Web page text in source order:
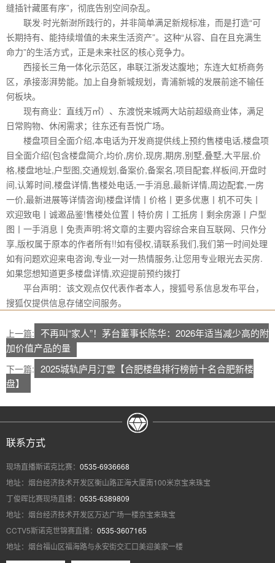
缝插针藏匿有序”，彻底告别空间杂乱。
联发·时光新澍所践行的，并非简单满足新规标准，而是打造“可
长期持有、能持续增值的未来生活资产”。这种“从容、自在且充满生
命力”的生活方式，正是未来社区的核心竞争力。
西接长三角一体化示范区，串联江浙发达腹地；东连大虹桥商务
区，承接澎湃势能。加上自身新城规划，青浦新城的发展前途不输任
何板块。
现有商业：直线万㎡）、东渡悦来城两大站前超级商业体，满足
日常购物、休闲需求；往东还有吾悦广场。
楼盘项目全面介绍,本电话为开发商提供线上预约售楼电话,楼盘项
目全面介绍(包含楼盘简介,均价,房价,现房,期房,别墅,叠墅,大平层,价
格,楼盘地址,户型图,交通规划,备案价,备案名,项目配套,样板间,开盘时
间,认筹时间,楼盘详情,售楼处电话,一手消息,最新详情,周边配套,一房
一价,最新进展等详情咨询)楼盘详情丨价格丨更多优惠丨机不可失丨
欢迎致电丨诚邀品鉴!售楼处位置丨特价房丨工抵房丨剩余房源丨户型
图丨一手消息丨免责声明:将文章的主要内容综合来自互联网、只作分
享,版权属于原本的作者所有!!如有侵权,请联系我们,我们第一时间处理
如有问题欢迎来电咨询,专业一对一热情服务,让您用专业眼光去买房.
如果您想知道更多楼盘详情,欢迎提前预约拨打
平台声明：该文观点仅代表作者本人，搜狐号系信息发布平台，
搜狐仅提供信息存储空间服务。
上一篇: 不再叫“家人”！茅台董事长陈华：2026年适当减少高的附
加价值产品的量
下一篇: 2025城轨庐月汀雲【合肥楼盘排行榜前十名合肥新楼
盘】
联系方式
现场直播斯诺克比赛： 0535-6936668
地址：烟台经济技术开发区衡山路正海大厦南100米京宝来珠宝
丁俊晖比赛现场直播： 0535-6389809
地址：烟台经济技术开发区万达广场一楼京宝来珠宝
CCTV5斯诺克世锦赛直播： 0535-3607165
地址：烟台福山区福海路与永安街交汇口美迎美家一楼